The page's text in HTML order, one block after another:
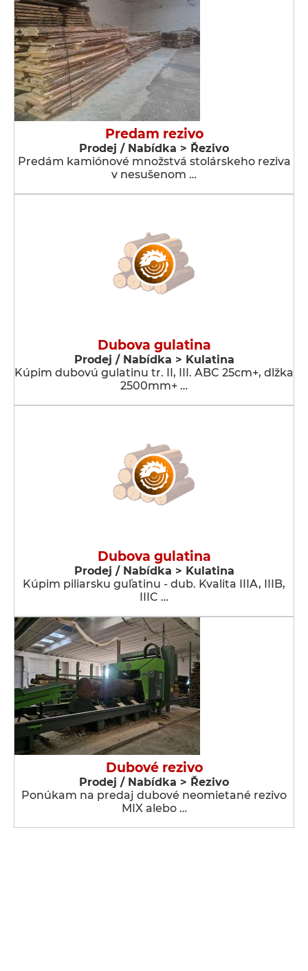
Predam rezivo
Prodej / Nabídka > Řezivo
Predám kamiónové množstvá stolárskeho reziva
v nesušenom …
Dubova gulatina
Prodej / Nabídka > Kulatina
Kúpim dubovú gulatinu tr. II, III. ABC 25cm+, dlžka
2500mm+ …
Dubova gulatina
Prodej / Nabídka > Kulatina
Kúpim piliarsku guľatinu - dub. Kvalita IIIA, IIIB,
IIIC …
Dubové rezivo
Prodej / Nabídka > Řezivo
Ponúkam na predaj dubové neomietané rezivo
MIX alebo …